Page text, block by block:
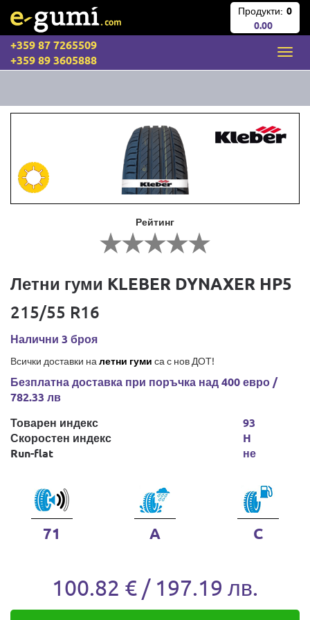
Продукти: 0
0.00
+359 87 7265509
+359 89 3605888
Рейтинг
Летни гуми KLEBER DYNAXER HP5
215/55 R16
Налични 3 броя
Всички доставки на летни гуми са с нов ДОТ!
Безплатна доставка при поръчка над 400 евро /
782.33 лв
Товарен индекс
Скоростен индекс
Run-flat
93
H
не
71 A C
100.82 € / 197.19 лв.